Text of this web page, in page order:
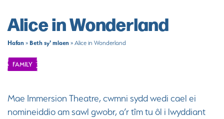
Alice in Wonderland
Hafan » Beth sy' mlaen » Alice in Wonderland
FAMILY
Mae Immersion Theatre, cwmni sydd wedi cael ei
nomineiddio am sawl gwobr, a’r tîm tu ôl i lwyddiant